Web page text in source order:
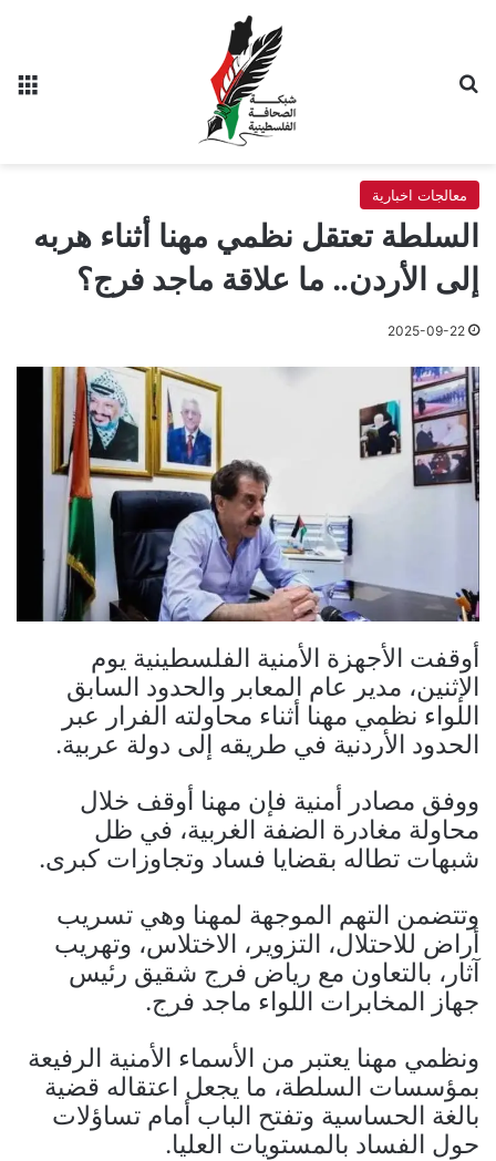
معالجات اخبارية
السلطة تعتقل نظمي مهنا أثناء هربه
إلى الأردن.. ما علاقة ماجد فرج؟
2025-09-22
أوقفت الأجهزة الأمنية الفلسطينية يوم
الإثنين، مدير عام المعابر والحدود السابق
اللواء نظمي مهنا أثناء محاولته الفرار عبر
الحدود الأردنية في طريقه إلى دولة عربية.
ووفق مصادر أمنية فإن مهنا أوقف خلال
محاولة مغادرة الضفة الغربية، في ظل
شبهات تطاله بقضايا فساد وتجاوزات كبرى.
وتتضمن التهم الموجهة لمهنا وهي تسريب
أراض للاحتلال، التزوير، الاختلاس، وتهريب
آثار، بالتعاون مع رياض فرج شقيق رئيس
جهاز المخابرات اللواء ماجد فرج.
ونظمي مهنا يعتبر من الأسماء الأمنية الرفيعة
بمؤسسات السلطة، ما يجعل اعتقاله قضية
بالغة الحساسية وتفتح الباب أمام تساؤلات
حول الفساد بالمستويات العليا.